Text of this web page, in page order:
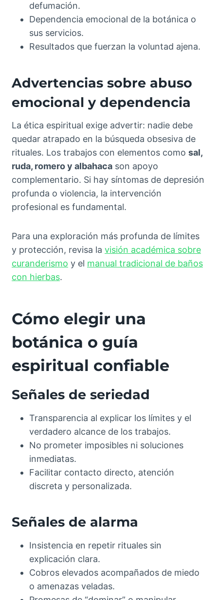
defumación.
Dependencia emocional de la botánica o
sus servicios.
Resultados que fuerzan la voluntad ajena.
Advertencias sobre abuso
emocional y dependencia
La ética espiritual exige advertir: nadie debe
quedar atrapado en la búsqueda obsesiva de
rituales. Los trabajos con elementos como sal,
ruda, romero y albahaca son apoyo
complementario. Si hay síntomas de depresión
profunda o violencia, la intervención
profesional es fundamental.
Para una exploración más profunda de límites
y protección, revisa la visión académica sobre
curanderismo y el manual tradicional de baños
con hierbas.
Cómo elegir una
botánica o guía
espiritual confiable
Señales de seriedad
Transparencia al explicar los límites y el
verdadero alcance de los trabajos.
No prometer imposibles ni soluciones
inmediatas.
Facilitar contacto directo, atención
discreta y personalizada.
Señales de alarma
Insistencia en repetir rituales sin
explicación clara.
Cobros elevados acompañados de miedo
o amenazas veladas.